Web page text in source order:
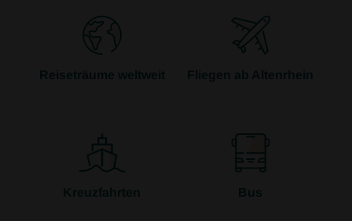
Reiseträume weltweit Fliegen ab Altenrhein
Kreuzfahrten Bus